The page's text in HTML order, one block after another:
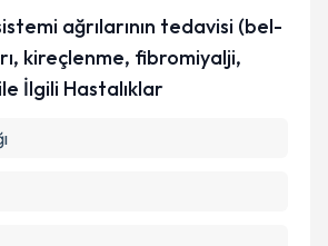
ağrılarının tedavisi (bel-
kireçlenme, fibromiyalji,
İlgili Hastalıklar